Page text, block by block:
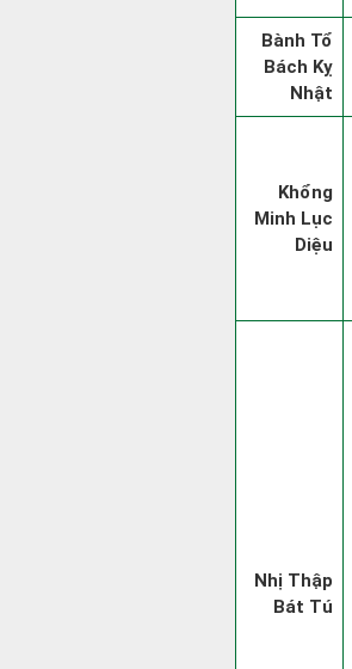
Bành Tổ
Bách Kỵ
Nhật
Khổng
Minh Lục
Diệu
Nhị Thập
Bát Tú